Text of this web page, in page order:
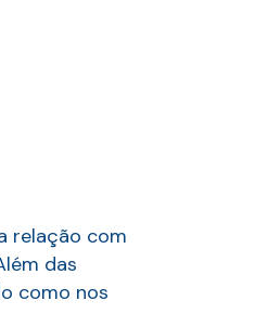
relação com
das
como nos